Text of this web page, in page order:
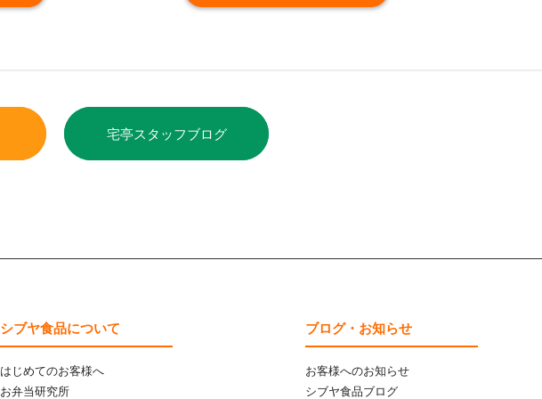
宅亭スタッフブログ
シブヤ食品について
はじめてのお客様へ
お弁当研究所
ブログ・お知らせ
お客様へのお知らせ
シブヤ食品ブログ